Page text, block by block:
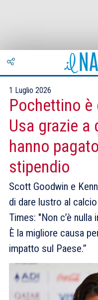
1 Luglio 2026
Pochettino
Usa grazie a
hanno
stipendio
Scott Goodwin e
di dare lustro al
Times: "Non c’è
È la migliore causa
impatto sul Paese.”